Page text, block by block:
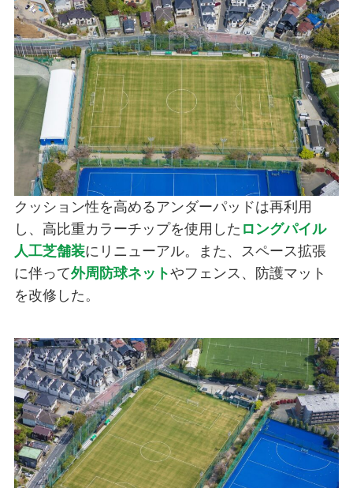
クッション性を高めるアンダーパッドは再利用
し、高比重カラーチップを使用した ロングパイル
人工芝舗装にリニューアル。また、スペース拡張
に伴って外周防球ネットやフェンス、防護マット
を改修した。